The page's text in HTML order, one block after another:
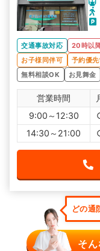
交通事故対応 20時以
お子様同伴可
予約優先
無料相談OK
お見舞金
営業時間
9:00～12:30
14:30～21:00
どの通
そ